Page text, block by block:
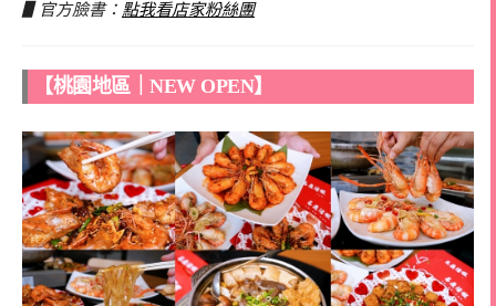
▋官方臉書： 點我看店家粉絲團
【桃園地區｜NEW OPEN】